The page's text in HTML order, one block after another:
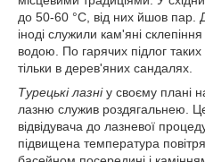
до 50-60 °С, від них йшов пар.
іноді служили кам'яні
водою. По гарячих підлог
тільки в дерев'яних сандалях.
Турецькі лазніу своєму плані
лазню служив роздягальнею.
відвідувача до лазневої
підвищена температура